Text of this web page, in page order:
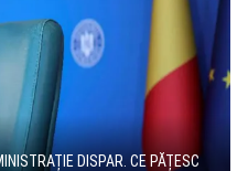
DISPAR. CE PĂȚESC